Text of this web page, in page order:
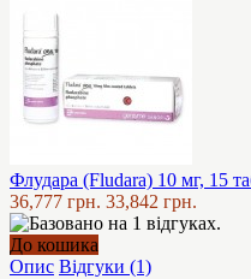
Флудара (Fludara) 10 мг, 15
36,777 грн. 33,842 грн.
До кошика
Опис Відгуки (1)